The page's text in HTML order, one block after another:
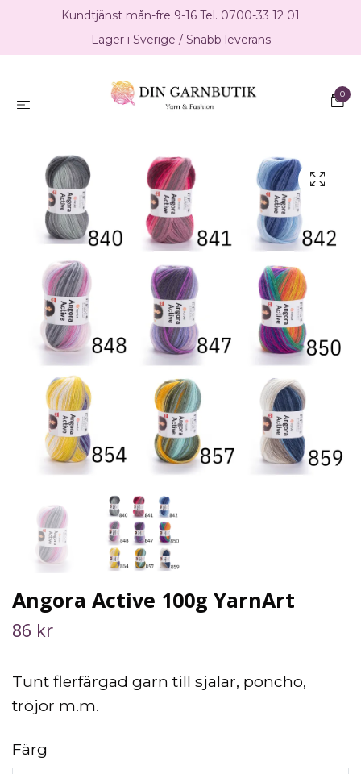
Kundtjänst mån-fre 9-16 Tel. 0700-33 12 01
Lager i Sverige / Snabb leverans
0
Angora Active 100g YarnArt
86 kr
Tunt flerfärgad garn till sjalar, poncho,
tröjor m.m.
Färg